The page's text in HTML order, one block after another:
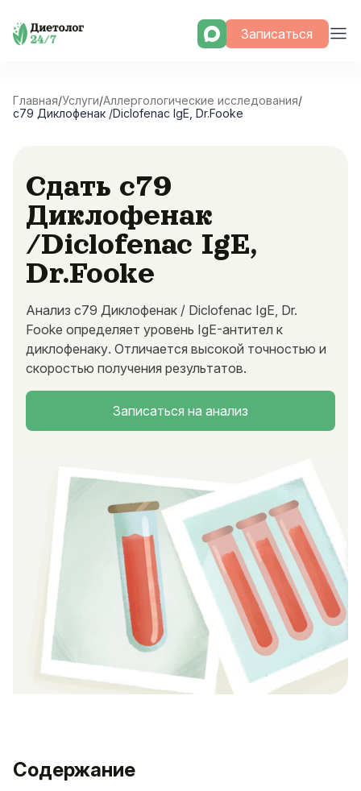
Skip
Записаться
Главная/Услуги/Аллергологические исследования/
c79 Диклофенак /Diclofenac IgE, Dr.Fooke
Сдать c79
Диклофенак
/Diclofenac IgE,
Dr.Fooke
Анализ c79 Диклофенак / Diclofenac IgE, Dr.
Fooke определяет уровень IgE-антител к
диклофенаку. Отличается высокой точностью и
скоростью получения результатов.
Записаться на анализ
Содержание